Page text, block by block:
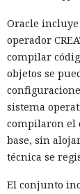
aceleración de
activado por
no solicitados
carga y los
En modo
compilador de
en
ciónque antes
34% en
Oracle
operador
compilar
objetos se
sistema
compilaron el
base, sin
técnica se
El conjunto